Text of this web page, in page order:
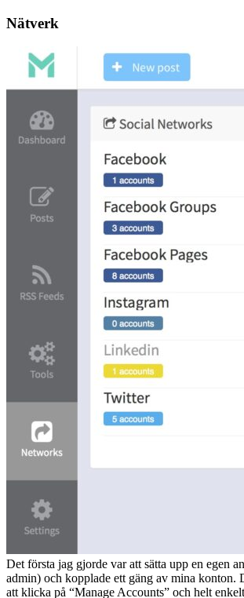
Nätverk
Det första jag gjorde var att sätta upp en egen
admin) och kopplade ett gäng av mina konton.
att klicka på “Manage Accounts” och helt